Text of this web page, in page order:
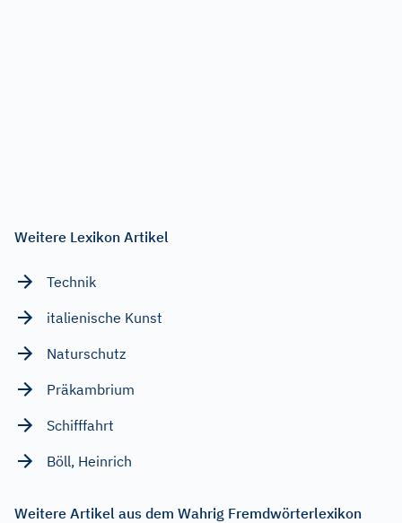
Weitere Lexikon Artikel
Technik
italienische Kunst
Naturschutz
Präkambrium
Schifffahrt
Böll, Heinrich
Weitere Artikel aus dem Wahrig Fremdwörterlexikon